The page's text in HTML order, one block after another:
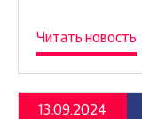
Читать новость
13.09.2024